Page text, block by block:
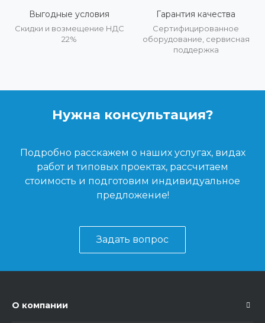
Выгодные условия
Скидки и возмещение НДС
22%
Гарантия качества
Сертифицированное
оборудование, сервисная
поддержка
Нужна консультация?
Подробно расскажем о наших услугах, видах
работ и типовых проектах, рассчитаем
стоимость и подготовим индивидуальное
предложение!
Задать вопрос
О компании